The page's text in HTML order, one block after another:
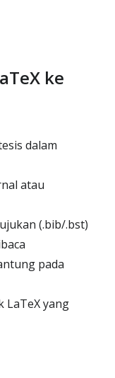
ke
dalam
atau
(.bib/.bst)
pada
LaTeX yang